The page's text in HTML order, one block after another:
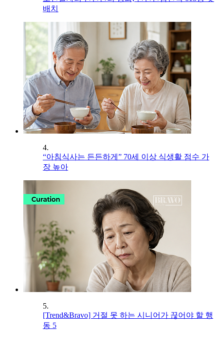
배치
4.
“아침식사는 든든하게” 70세 이상 식생활 점수 가
장 높아
5.
[Trend&Bravo] 거절 못 하는 시니어가 끊어야 할 행
동 5